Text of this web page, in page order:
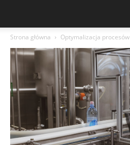
Strona główna Optymalizacja procesów